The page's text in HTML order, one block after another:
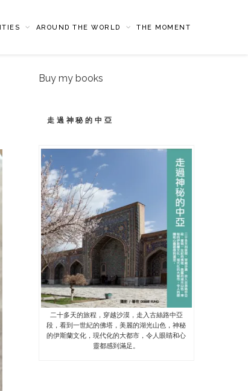
AROUND THE WORLD THE MOMENT
Buy my books
走過神秘的中亞
二十多天的旅程，穿越沙漠，走入古絲路中亞
段，看到一世紀的佛塔，美麗的湖光山色，神秘
的伊斯蘭文化，現代化的大都市，令人眼睛和心
靈都感到滿足。